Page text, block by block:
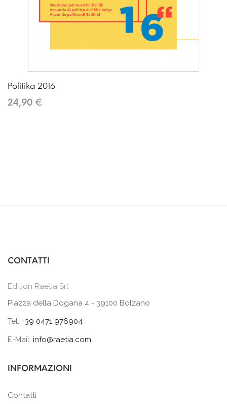
Politika 2016
24,90 €
CONTATTI
Edition Raetia Srl
Piazza della Dogana 4 - 39100 Bolzano
Tel: +39 0471 976904
E-Mail: info@raetia.com
INFORMAZIONI
Contatti